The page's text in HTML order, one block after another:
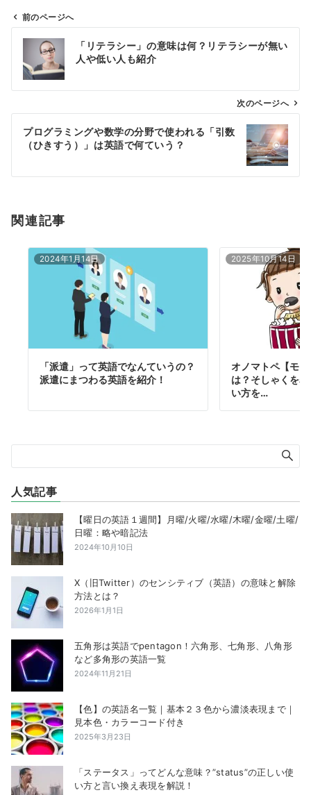
ビ
ン
前のページへ
「リテラシー」の意味は何？リテラシーが無い
人や低い人も紹介
次のページへ
プログラミングや数学の分野で使われる「引数
（ひきすう）」は英語で何ていう？
関連記事
2024年1月14日
「派遣」って英語でなんていうの？
派遣にまつわる英語を紹介！
2025年10月14日
オノマトペ【モ
は？そしゃくを
い方を…
人気記事
【曜日の英語１週間】月曜/火曜/水曜/木曜/金曜/土曜/
日曜：略や暗記法
2024年10月10日
X（旧Twitter）のセンシティブ（英語）の意味と解除
方法とは？
2026年1月1日
五角形は英語でpentagon！六角形、七角形、八角形
など多角形の英語一覧
2024年11月21日
【色】の英語名一覧｜基本２３色から濃淡表現まで｜
見本色・カラーコード付き
2025年3月23日
「ステータス」ってどんな意味？”status”の正しい使
い方と言い換え表現を解説！